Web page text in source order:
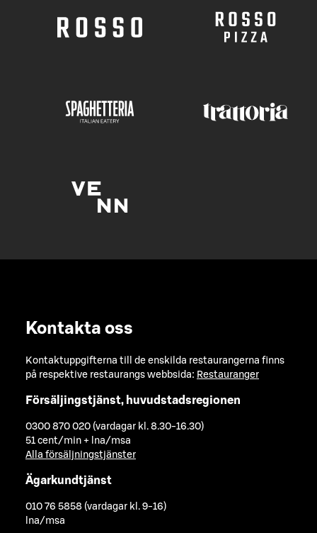
Kontakta oss
Kontaktuppgifterna till de enskilda restaurangerna finns
på respektive restaurangs webbsida: Restauranger
Försäljingstjänst, huvudstadsregionen
0300 870 020 (vardagar kl. 8.30-16.30)
51 cent/min + lna/msa
Alla försäljningstjänster
Ägarkundtjänst
010 76 5858 (vardagar kl. 9-16)
lna/msa